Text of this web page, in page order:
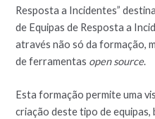
Resposta a Incidentes”
de Equipas de Resposta a
através não só da formação,
de ferramentas open source.
Esta formação permite uma
criação deste tipo de equipas,